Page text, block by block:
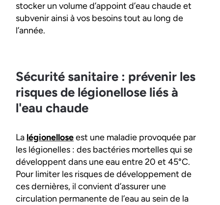
stocker un volume d’appoint d’eau chaude et
subvenir ainsi à vos besoins tout au long de
l’année.
Sécurité sanitaire : prévenir les
risques de légionellose liés à
l'eau chaude
La légionelloseest une maladie provoquée par
les légionelles : des bactéries mortelles qui se
développent dans une eau entre 20 et 45°C.
Pour limiter les risques de développement de
ces dernières, il convient d’assurer une
circulation permanente de l’eau au sein de la